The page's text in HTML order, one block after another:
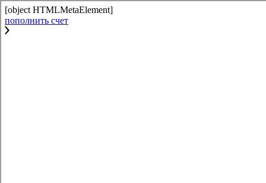
[object HTMLMetaElement]
пополнить счет